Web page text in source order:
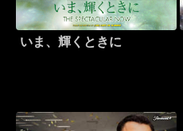
いま、輝くときに